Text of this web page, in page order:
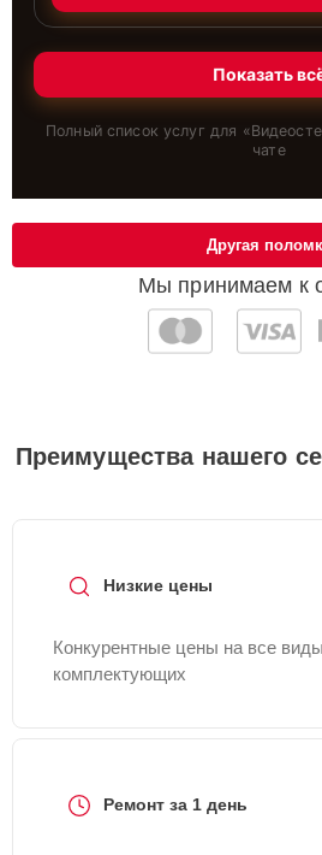
Показать
Полный список услуг для «
чате
Мы принимаем к
Другая
Преимущества нашего
Низкие цены
Конкурентные цены на все
комплектующих
Ремонт за 1 день